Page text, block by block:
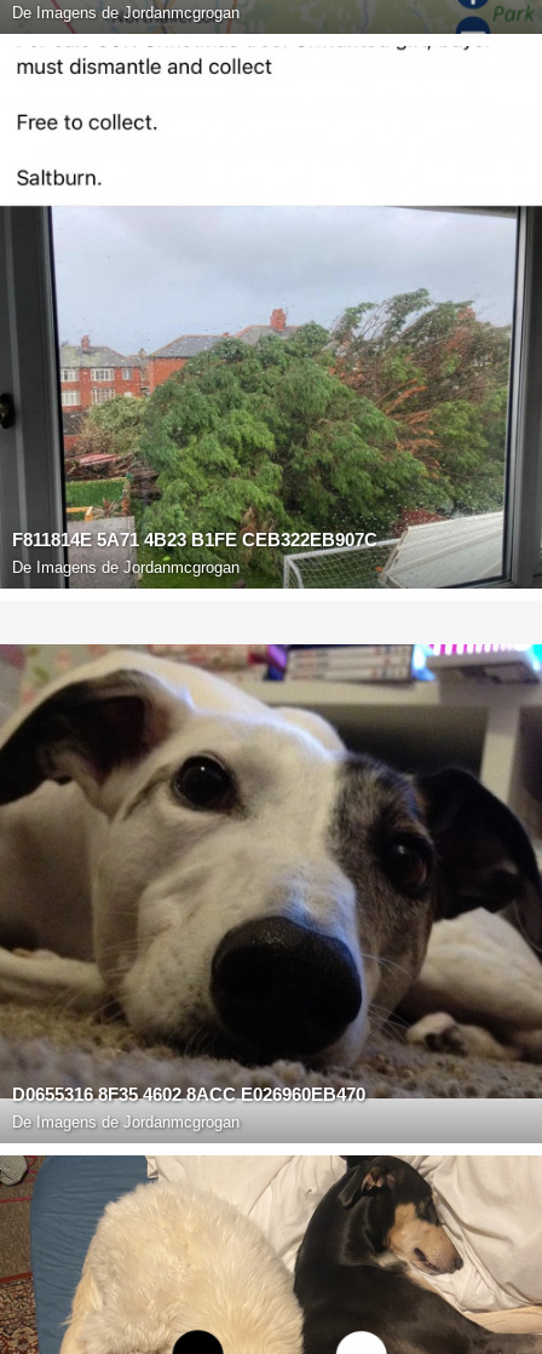
De Imagens de Jordanmcgrogan
F811814E 5A71 4B23 B1FE CEB322EB907C
De Imagens de Jordanmcgrogan
D0655316 8F35 4602 8ACC E026960EB470
De Imagens de Jordanmcgrogan